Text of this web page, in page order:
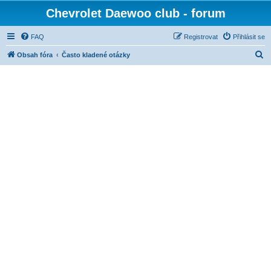
Chevrolet Daewoo club - forum
FAQ Přihlásit se
Registrovat
Obsah fóra Často kladené otázky